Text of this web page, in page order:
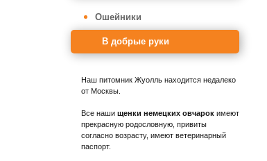
Ошейники
В добрые руки
Наш питомник Жуолль находится недалеко
от Москвы.
Все наши щенки немецких овчарок имеют
прекрасную родословную, привиты
согласно возрасту, имеют ветеринарный
паспорт.